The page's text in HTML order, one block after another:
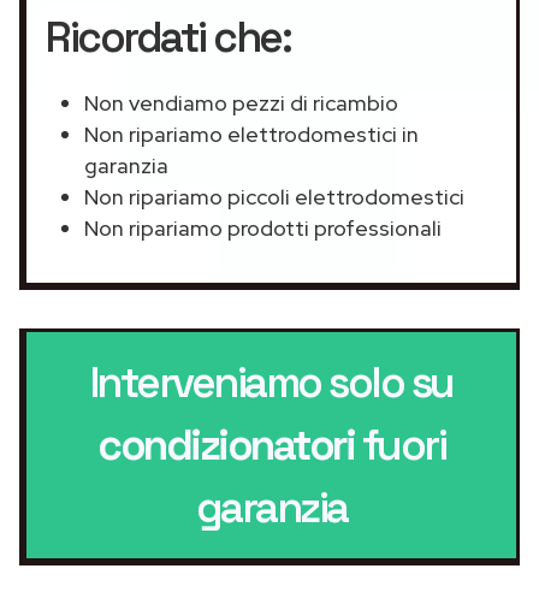
Ricordati che:
Non vendiamo pezzi di ricambio
Non ripariamo elettrodomestici in
garanzia
Non ripariamo piccoli elettrodomestici
Non ripariamo prodotti professionali
Interveniamo solo su
condizionatorifuori
garanzia